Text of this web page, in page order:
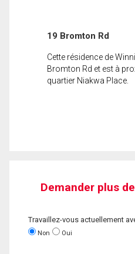
19 Bromton Rd
Cette résidence de
Bromton Rd et est à
quartier Niakwa Place.
Demander plus
Travaillez-vous actuellement
Non Oui